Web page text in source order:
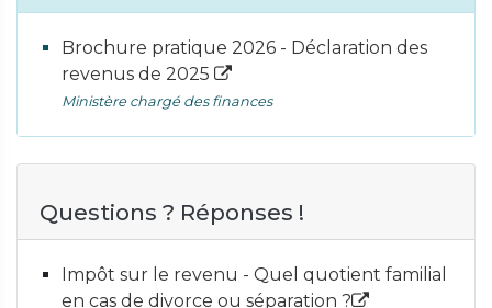
Brochure pratique 2026 - Déclaration des
revenus de 2025
Ministère chargé des finances
Questions ? Réponses !
Impôt sur le revenu - Quel quotient familial
en cas de divorce ou séparation ?